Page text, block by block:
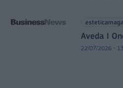
Aveda I
22/07/2026 -